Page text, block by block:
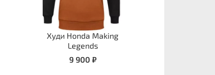
Худи Honda Making
Legends
9 900 ₽